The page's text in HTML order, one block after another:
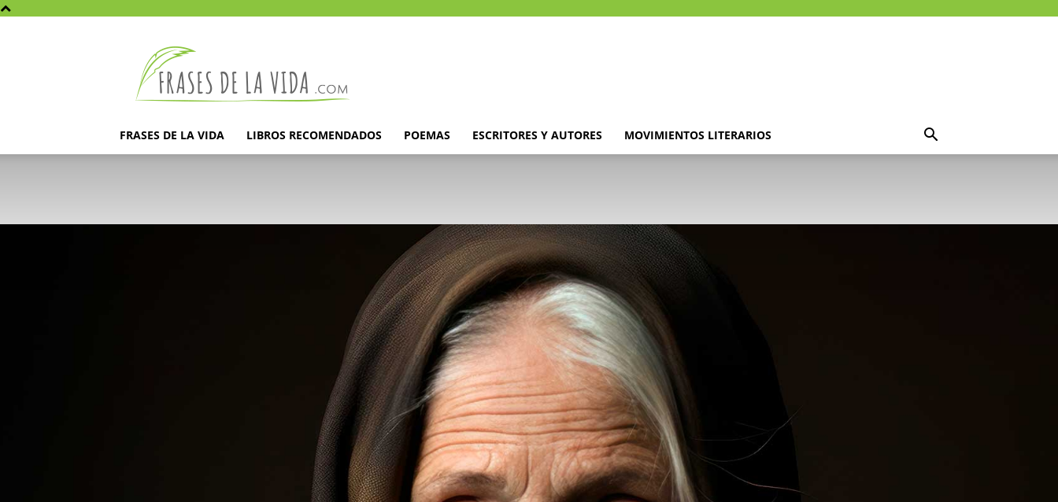
la
vida
FRASES DE LA VIDA LIBROS RECOMENDADOS POEMAS ESCRITORES Y AUTORES MOVIMIENTOS LITERARIOS